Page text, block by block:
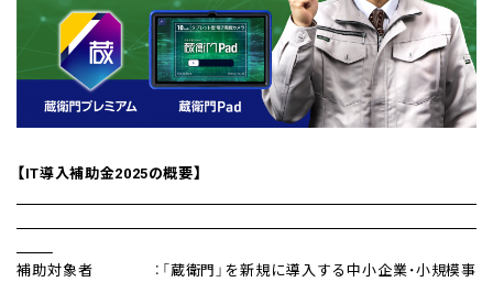
【IT導入補助金2025の概要】
補助対象者 ：「蔵衛門」を新規に導入する中小企業・小規模事